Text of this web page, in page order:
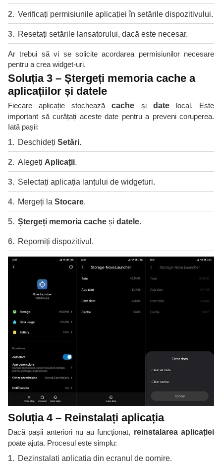
Verificați permisiunile aplicației în setările dispozitivului.
Resetați setările lansatorului, dacă este necesar.
Ar trebui să vi se solicite acordarea permisiunilor necesare
pentru a crea widget-uri.
Soluția 3 – Ștergeți memoria cache a
aplicațiilor și datele
Fiecare aplicație stocheazăcache și datelocal. Este
important să curățați aceste date pentru a preveni coruperea.
Iată pașii:
Deschideți Setări.
Alegeți Aplicații.
Selectați aplicația lanțului de widgeturi.
Mergeți la Stocare.
Ștergeți memoria cache și datele.
Reporniți dispozitivul.
Soluția 4 – Reinstalați aplicația
Dacă pașii anteriori nu au funcționat, reinstalarea aplicației
poate ajuta. Procesul este simplu:
Dezinstalați aplicația din ecranul de pornire.